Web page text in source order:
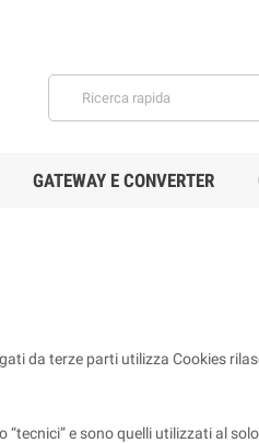
GATEWAY E CONVERTER
da terze parti utilizza Cookies
e sono quelli utilizzati al